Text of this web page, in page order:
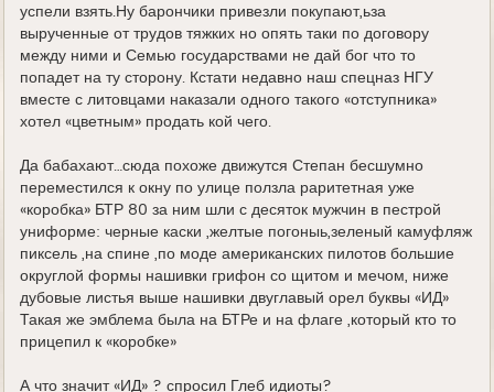
успели взять.Ну барончики привезли покупают,ьза
вырученные от трудов тяжких но опять таки по договору
между ними и Семью государствами не дай бог что то
попадет на ту сторону. Кстати недавно наш спецназ НГУ
вместе с литовцами наказали одного такого «отступника»
хотел «цветным» продать кой чего.
Да бабахают…сюда похоже движутся Степан бесшумно
переместился к окну по улице ползла раритетная уже
«коробка» БТР 80 за ним шли с десяток мужчин в пестрой
униформе: черные каски ,желтые погоныь,зеленый камуфляж
пиксель ,на спине ,по моде американских пилотов большие
округлой формы нашивки грифон со щитом и мечом, ниже
дубовые листья выше нашивки двуглавый орел буквы «ИД»
Такая же эмблема была на БТРе и на флаге ,который кто то
прицепил к «коробке»
А что значит «ИД» ? спросил Глеб идиоты?